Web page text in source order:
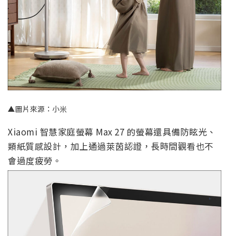
▲圖片來源：小米
Xiaomi 智慧家庭螢幕 Max 27 的螢幕還具備防眩光、
類紙質感設計，加上通過萊茵認證，長時間觀看也不
會過度疲勞。